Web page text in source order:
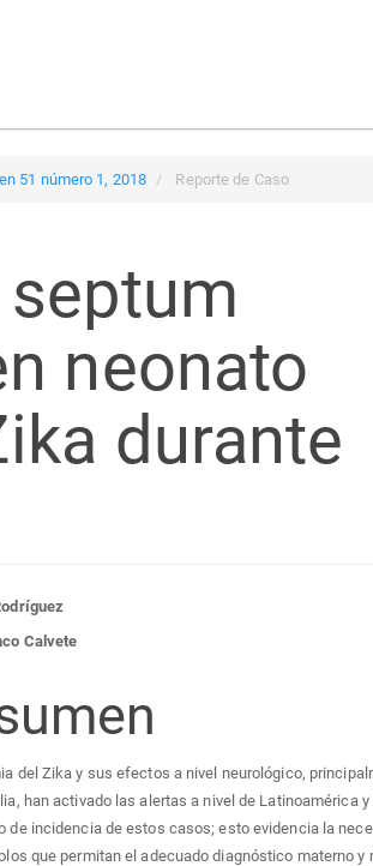
51 número 1, 2018 Reporte de Caso
neonato
durante
Calvete
del Zika y sus efectos a nivel neurológico,
han activado las alertas a nivel de Latinoamérica y
de incidencia de estos casos; esto evidencia la
que permitan el adecuado diagnóstico materno y